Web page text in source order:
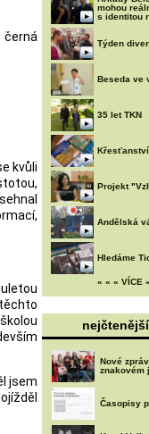
černá
kvůli
jsem
mohou
s identitou
Týden
Beseda ve
35 let TKN
Projekt
Andělská
Hledáme
« « « VÍCE
Nové
znakovém
Časopisy